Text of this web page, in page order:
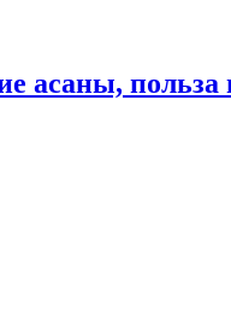
асаны,